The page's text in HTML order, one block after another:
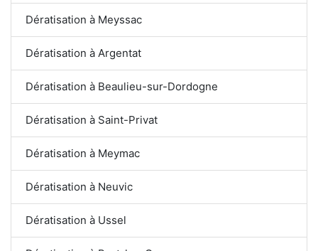
Dératisation à Meyssac
Dératisation à Argentat
Dératisation à Beaulieu-sur-Dordogne
Dératisation à Saint-Privat
Dératisation à Meymac
Dératisation à Neuvic
Dératisation à Ussel